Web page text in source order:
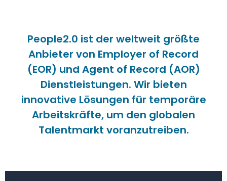
People2.0 ist der weltweit größte
Anbieter von Employer of Record
(EOR) und Agent of Record (AOR)
Dienstleistungen. Wir bieten
innovative Lösungen für temporäre
Arbeitskräfte, um den globalen
Talentmarkt voranzutreiben.